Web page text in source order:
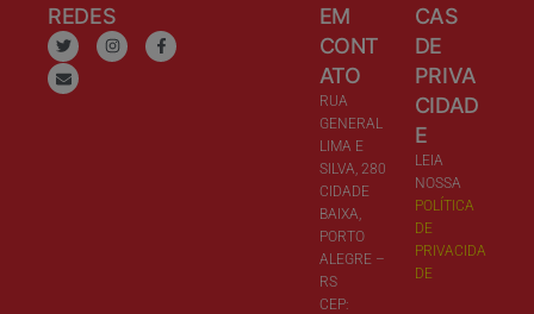
REDES
EM
CONT
ATO
RUA
GENERAL
LIMA E
SILVA, 280
CIDADE
BAIXA,
PORTO
ALEGRE –
RS
CEP:
CAS
DE
PRIVA
CIDAD
E
LEIA
NOSSA
POLÍTICA
DE
PRIVACIDA
DE